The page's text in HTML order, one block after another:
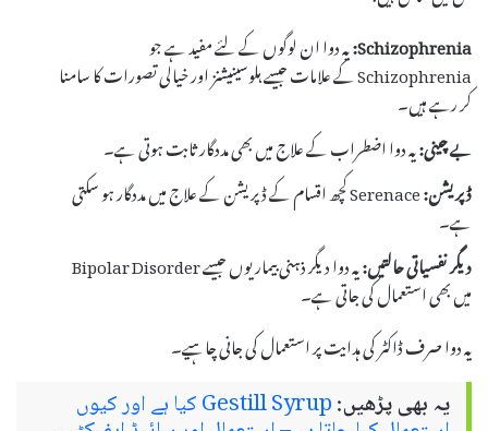
Schizophrenia:یہ دوا ان لوگوں کے لئے مفید ہے جو
Schizophrenia کے علامات جیسے ہلوسینیشنز اور خیالی تصورات کا سامنا
کر رہے ہیں۔
بے چینی:یہ دوا اضطراب کے علاج میں بھی مددگار ثابت ہوتی ہے۔
ڈپریشن:
Serenace کچھ اقسام کے ڈپریشن کے علاج میں مددگار ہو سکتی
ہے۔
دیگر نفسیاتی حالتیں:
یہ دوا دیگر ذہنی بیماریوں جیسے Bipolar Disorder
میں بھی استعمال کی جاتی ہے۔
یہ دوا صرف ڈاکٹر کی ہدایت پر استعمال کی جانی چاہیے۔
یہ بھی پڑھیں: Gestill Syrup کیا ہے اور کیوں